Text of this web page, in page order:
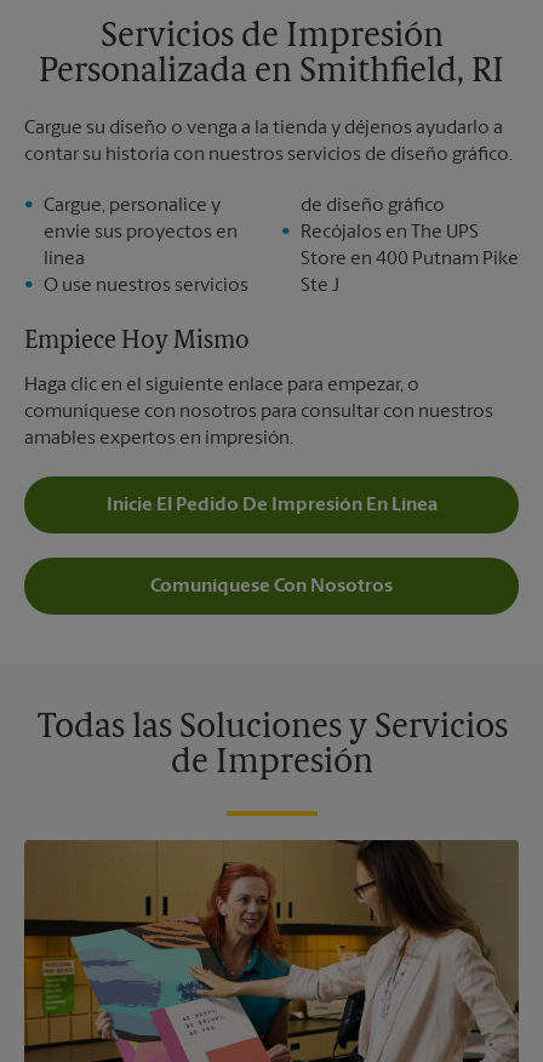
Lunes
6:00 PM
Martes
6:00 PM
Servicios de Impresión
Personalizada en Smithfield, RI
Cargue su diseño o venga a la tienda y déjenos ayudarlo a
contar su historia con nuestros servicios de diseño gráfico.
Cargue, personalice y
envíe sus proyectos en
línea
O use nuestros servicios
de diseño gráfico
Recójalos en The UPS
Store en 400 Putnam Pike
Ste J
Empiece Hoy Mismo
Haga clic en el siguiente enlace para empezar, o
comuníquese con nosotros para consultar con nuestros
amables expertos en impresión.
Inicie El Pedido De Impresión En Línea
Comuníquese Con Nosotros
Todas las Soluciones y Servicios
de Impresión